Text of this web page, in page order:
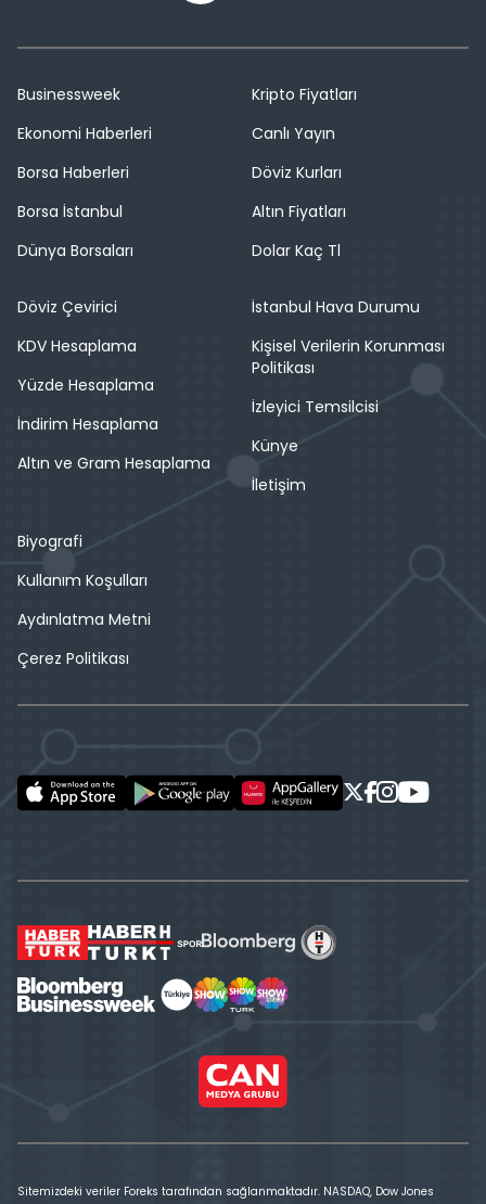
Businessweek
Ekonomi Haberleri
Borsa Haberleri
Borsa İstanbul
Dünya Borsaları
Kripto Fiyatları
Canlı Yayın
Döviz Kurları
Altın Fiyatları
Dolar Kaç Tl
Döviz Çevirici
KDV Hesaplama
Yüzde Hesaplama
İndirim Hesaplama
Altın ve Gram Hesaplama
İstanbul Hava Durumu
Kişisel Verilerin Korunması
Politikası
İzleyici Temsilcisi
Künye
İletişim
Biyografi
Kullanım Koşulları
Aydınlatma Metni
Çerez Politikası
Sitemizdeki veriler Foreks tarafından sağlanmaktadır. NASDAQ, Dow Jones